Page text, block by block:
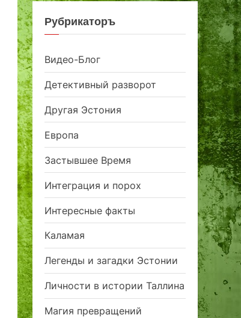
Рубрикаторъ
Видео-Блог
Детективный разворот
Другая Эстония
Европа
Застывшее Время
Интеграция и порох
Интересные факты
Каламая
Легенды и загадки Эстонии
Личности в истории Таллина
Магия превращений